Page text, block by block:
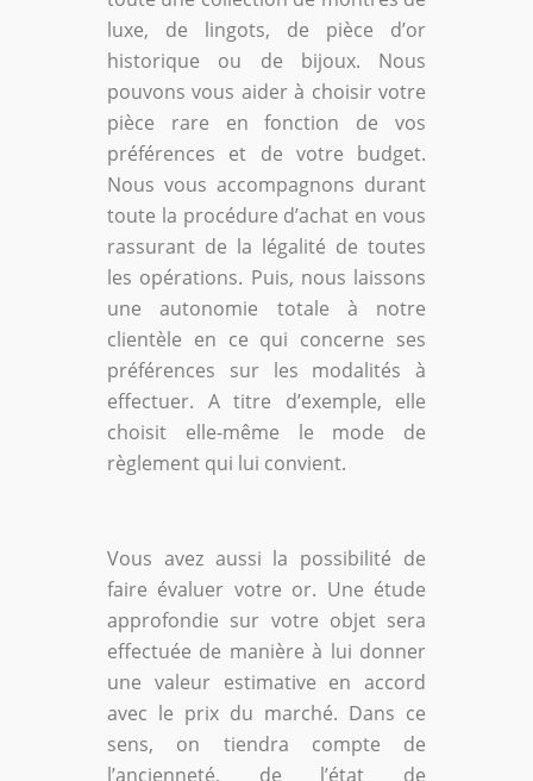
luxe, de lingots, de pièce d’or
historique ou de bijoux. Nous
pouvons vous aider à choisir votre
pièce rare en fonction de vos
préférences et de votre budget.
Nous vous accompagnons durant
toute la procédure d’achat en vous
rassurant de la légalité de toutes
les opérations. Puis, nous laissons
une autonomie totale à notre
clientèle en ce qui concerne ses
préférences sur les modalités à
effectuer. A titre d’exemple, elle
choisit elle-même le mode de
règlement qui lui convient.
Vous avez aussi la possibilité de
faire évaluer votre or. Une étude
approfondie sur votre objet sera
effectuée de manière à lui donner
une valeur estimative en accord
avec le prix du marché. Dans ce
sens, on tiendra compte de
l’ancienneté, de l’état de